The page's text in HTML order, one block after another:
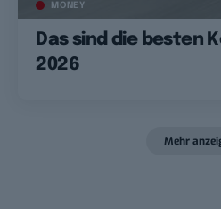
MONEY
Das sind die besten
2026
Mehr